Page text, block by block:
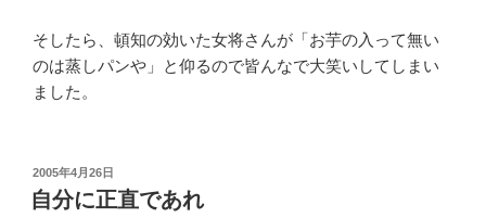
そしたら、頓知の効いた女将さんが「お芋の入って無い
のは蒸しパンや」と仰るので皆んなで大笑いしてしまい
ました。
投
稿
日:
2005年4月26日
自分に正直であれ